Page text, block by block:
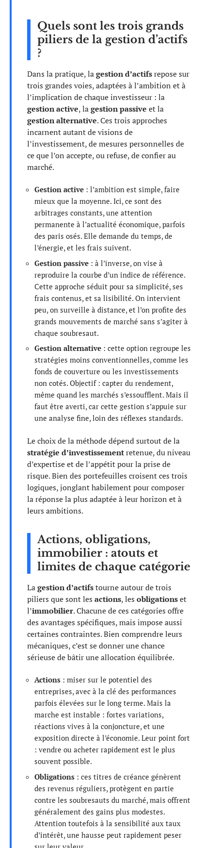
Quels sont les trois grands
piliers de la gestion d’actifs
?
Dans la pratique, lagestion d’actifsrepose sur
trois grandes voies, adaptées à l’ambition et à
l’implication de chaque investisseur : la
gestion active, lagestion passive et la
gestion alternative. Ces trois approches
incarnent autant de visions de
l’investissement, de mesures personnelles de
ce que l’on accepte, ou refuse, de confier au
marché.
Gestion active : l’ambition est simple, faire
mieux que la moyenne. Ici, ce sont des
arbitrages constants, une attention
permanente à l’actualité économique, parfois
des paris osés. Elle demande du temps, de
l’énergie, et les frais suivent.
Gestion passive : à l’inverse, on vise à
reproduire la courbe d’un indice de référence.
Cette approche séduit pour sa simplicité, ses
frais contenus, et sa lisibilité. On intervient
peu, on surveille à distance, et l’on profite des
grands mouvements de marché sans s’agiter à
chaque soubresaut.
Gestion alternative : cette option regroupe les
stratégies moins conventionnelles, comme les
fonds de couverture ou les investissements
non cotés. Objectif : capter du rendement,
même quand les marchés s’essoufflent. Mais il
faut être averti, car cette gestion s’appuie sur
une analyse fine, loin des réflexes standards.
Le choix de la méthode dépend surtout de la
stratégie d’investissementretenue, du niveau
d’expertise et de l’appétit pour la prise de
risque. Bien des portefeuilles croisent ces trois
logiques, jonglant habilement pour composer
la réponse la plus adaptée à leur horizon et à
leurs ambitions.
Actions, obligations,
immobilier : atouts et
limites de chaque catégorie
Lagestion d’actifstourne autour de trois
piliers que sont les actions, les obligationset
l’immobilier. Chacune de ces catégories offre
des avantages spécifiques, mais impose aussi
certaines contraintes. Bien comprendre leurs
mécaniques, c’est se donner une chance
sérieuse de bâtir une allocation équilibrée.
Actions : miser sur le potentiel des
entreprises, avec à la clé des performances
parfois élevées sur le long terme. Mais la
marche est instable : fortes variations,
réactions vives à la conjoncture, et une
exposition directe à l’économie. Leur point fort
: vendre ou acheter rapidement est le plus
souvent possible.
Obligations : ces titres de créance génèrent
des revenus réguliers, protègent en partie
contre les soubresauts du marché, mais offrent
généralement des gains plus modestes.
Attention toutefois à la sensibilité aux taux
d’intérêt, une hausse peut rapidement peser